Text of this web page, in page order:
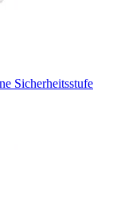
Sicherheitsstufe